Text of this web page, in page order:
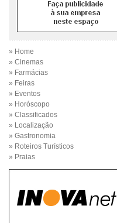
» Home
» Cinemas
» Farmácias
» Feiras
» Eventos
» Horóscopo
» Classificados
» Localização
» Gastronomia
» Roteiros Turísticos
» Praias